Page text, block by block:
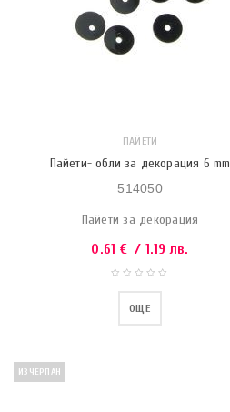
ПАЙЕТИ
Пайети- обли за декорация 6 mm
514050
Пайети за декорация
0.61 € / 1.19 лв.
ОЩЕ
ИЗЧЕРПАН